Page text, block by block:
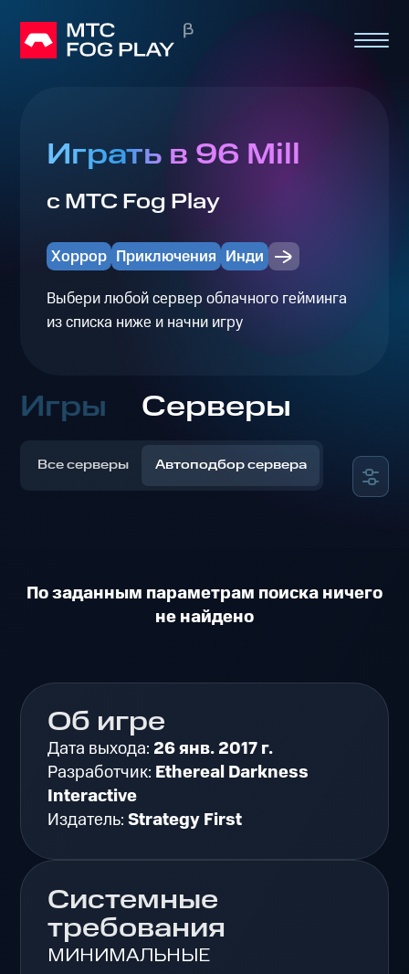
Играть в 96 Mill
с МТС Fog Play
Хоррор Приключения Инди
Выбери любой сервер облачного гейминга
из списка ниже и начни игру
Игры Серверы
Все серверы Автоподбор сервера
По заданным параметрам поиска ничего
не найдено
Об игре
Дата выхода: 26 янв. 2017 г.
Разработчик: Ethereal Darkness
Interactive
Издатель:Strategy First
Системные
требования
МИНИМАЛЬНЫЕ